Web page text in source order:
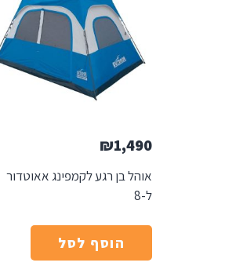
₪1,490
אוהל בן רגע לקמפינג אאוטדור
ל-8
הוסף לסל